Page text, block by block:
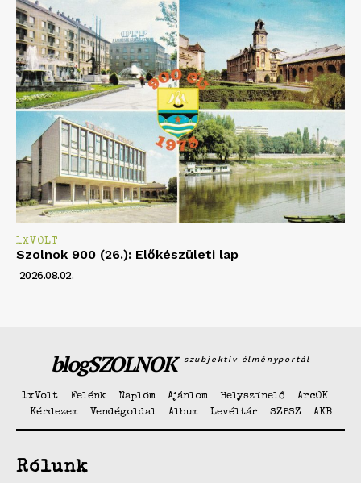
1XVOLT
Szolnok 900 (26.): Előkészületi lap
2026.08.02.
blogSZOLNOK szubjektív élményportál
1xVolt Felénk Naplóm Ajánlom Helyszínelő
ArcOK
Kérdezem
Vendégoldal Album Levéltár SZPSZ AKB
Rólunk